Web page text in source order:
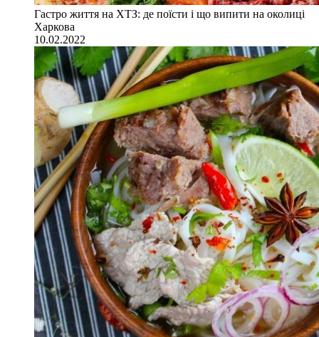
Гастро життя на ХТЗ: де поїсти і що випити на околиці
Харкова
10.02.2022